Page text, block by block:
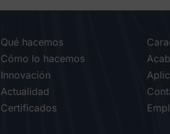
Qué hacemos
Cómo lo hacemos
Innovación
Actualidad
Certificados